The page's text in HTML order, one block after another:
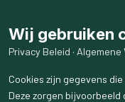
https://
#bijbelsschilderen
#bijbelsgenieten
Wij gebruiken
Privacy Beleid · Algemene
Cookies zijn gegevens
Deze zorgen